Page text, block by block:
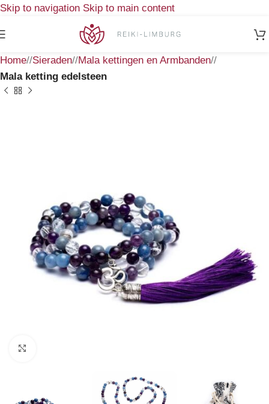
Skip to navigation Skip to main content
Home/ Sieraden/ Mala kettingen en Armbanden/
Mala ketting edelsteen